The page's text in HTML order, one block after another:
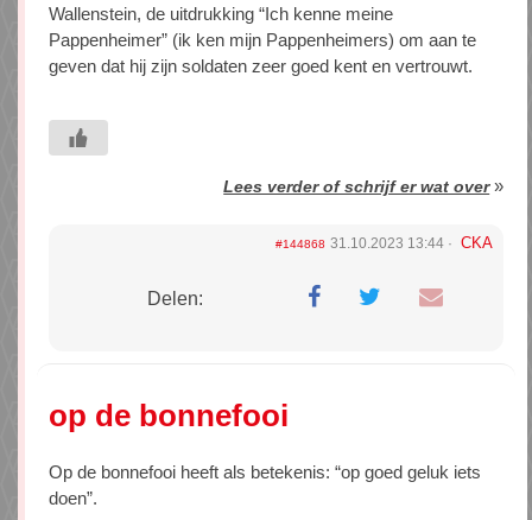
Wallenstein, de uitdrukking “Ich kenne meine
Pappenheimer” (ik ken mijn Pappenheimers) om aan te
geven dat hij zijn soldaten zeer goed kent en vertrouwt.
Lees verder of schrijf er wat over»
#144868 31.10.2023 13:44 CKA
Delen:
op de bonnefooi
Op de bonnefooi heeft als betekenis: “op goed geluk iets
doen”.